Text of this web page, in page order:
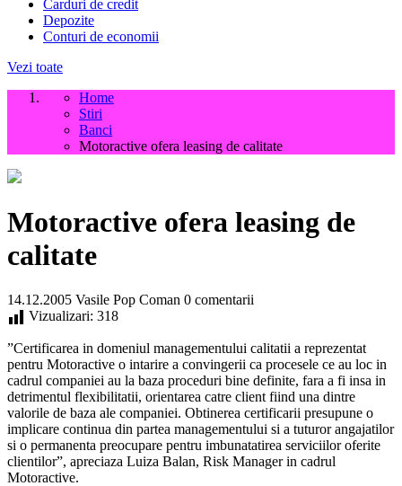
Carduri de credit
Depozite
Conturi de economii
Vezi toate
Home
Stiri
Banci
Motoractive ofera leasing de calitate
Motoractive ofera leasing de
calitate
14.12.2005 Vasile Pop Coman 0 comentarii
Vizualizari: 318
”Certificarea in domeniul managementului calitatii a reprezentat
pentru Motoractive o intarire a convingerii ca procesele ce au loc in
cadrul companiei au la baza proceduri bine definite, fara a fi insa in
detrimentul flexibilitatii, orientarea catre client fiind una dintre
valorile de baza ale companiei. Obtinerea certificarii presupune o
implicare continua din partea managementului si a tuturor angajatilor
si o permanenta preocupare pentru imbunatatirea serviciilor oferite
clientilor”, apreciaza Luiza Balan, Risk Manager in cadrul
Motoractive.